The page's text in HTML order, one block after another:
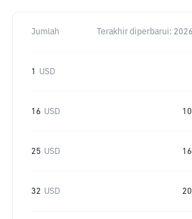
Jumlah Terakhir diperbarui:
1 USD
16 USD
25 USD
32 USD